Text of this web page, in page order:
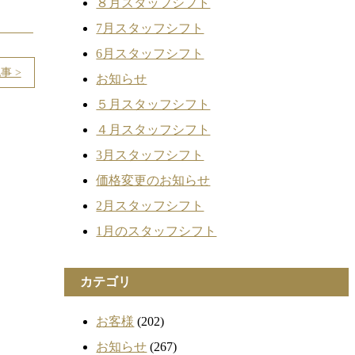
>
８月スタッフシフト
7月スタッフシフト
6月スタッフシフト
お知らせ
５月スタッフシフト
４月スタッフシフト
3月スタッフシフト
価格変更のお知らせ
2月スタッフシフト
1月のスタッフシフト
カテゴリ
お客様 (202)
お知らせ (267)